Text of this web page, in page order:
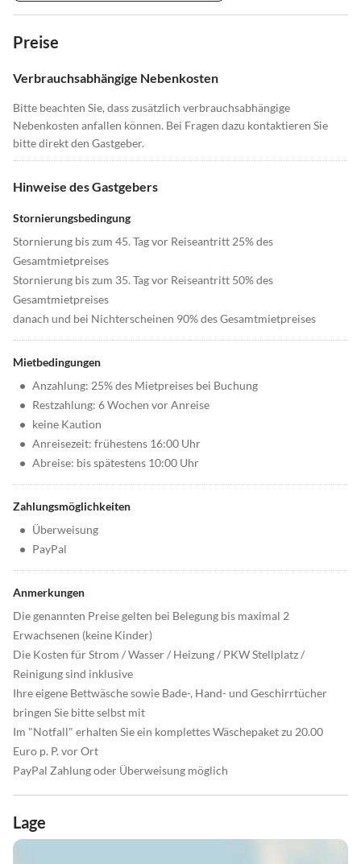
Preise
Verbrauchsabhängige Nebenkosten
Bitte beachten Sie, dass zusätzlich verbrauchsabhängige
Nebenkosten anfallen können. Bei Fragen dazu kontaktieren Sie
bitte direkt den Gastgeber.
Hinweise des Gastgebers
Stornierungsbedingung
Stornierung bis zum 45. Tag vor Reiseantritt 25% des
Gesamtmietpreises
Stornierung bis zum 35. Tag vor Reiseantritt 50% des
Gesamtmietpreises
danach und bei Nichterscheinen 90% des Gesamtmietpreises
Mietbedingungen
• Anzahlung: 25% des Mietpreises bei Buchung
• Restzahlung: 6 Wochen vor Anreise
• keine Kaution
• Anreisezeit: frühestens 16:00 Uhr
• Abreise: bis spätestens 10:00 Uhr
Zahlungsmöglichkeiten
• Überweisung
• PayPal
Anmerkungen
Die genannten Preise gelten bei Belegung bis maximal 2
Erwachsenen (keine Kinder)
Die Kosten für Strom / Wasser / Heizung / PKW Stellplatz /
Reinigung sind inklusive
Ihre eigene Bettwäsche sowie Bade-, Hand- und Geschirrtücher
bringen Sie bitte selbst mit
Im "Notfall" erhalten Sie ein komplettes Wäschepaket zu 20.00
Euro p. P. vor Ort
PayPal Zahlung oder Überweisung möglich
Lage